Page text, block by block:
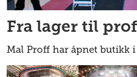
Fra lager til
Mal Proff har åpnet butikk i